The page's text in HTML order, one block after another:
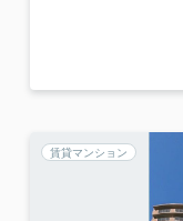
賃貸マンション